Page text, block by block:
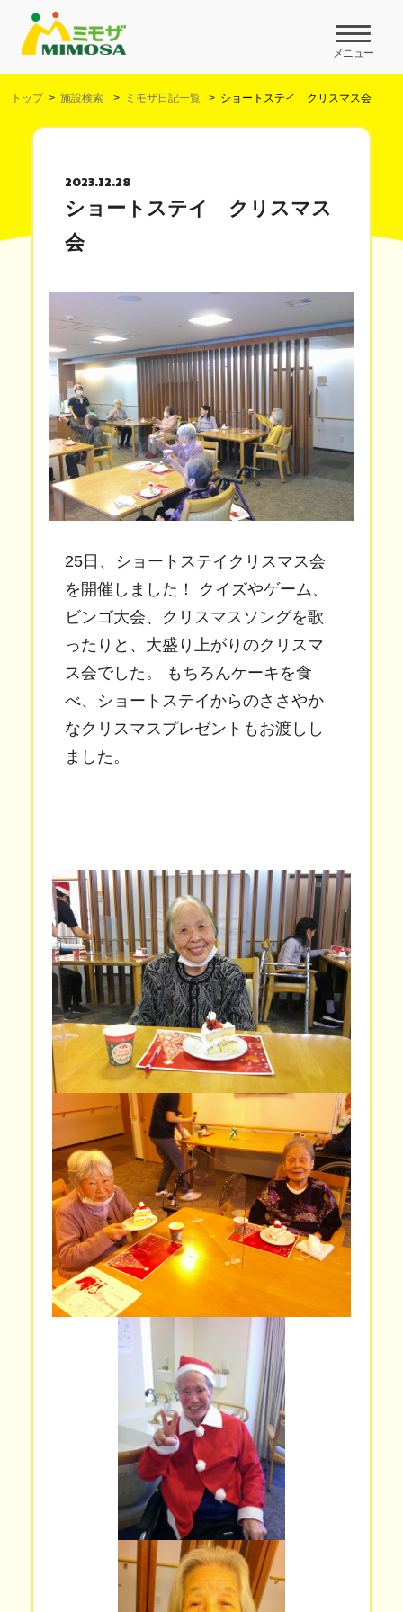
メニュー
トップ 施設検索 ミモザ日記一覧 ショートステイ クリスマス会
2023.12.28
ショートステイ クリスマス
会
25日、ショートステイクリスマス会
を開催しました！ クイズやゲーム、
ビンゴ大会、クリスマスソングを歌
ったりと、大盛り上がりのクリスマ
ス会でした。 もちろんケーキを食
べ、ショートステイからのささやか
なクリスマスプレゼントもお渡しし
ました。